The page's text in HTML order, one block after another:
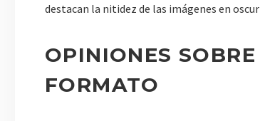
destacan la nitidez de las imágenes en
OPINIONES
FORMATO